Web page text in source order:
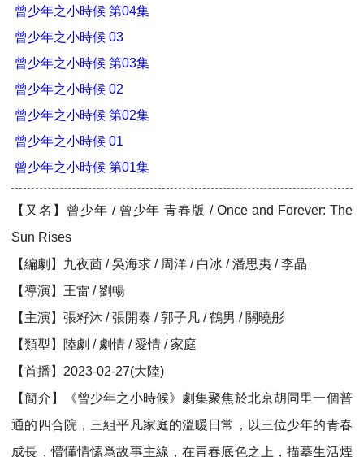
曾少年之小時候 第04集
曾少年之小時候 03
曾少年之小時候 第03集
曾少年之小時候 02
曾少年之小時候 第02集
曾少年之小時候 01
曾少年之小時候 第01集
【又名】曾少年 / 曾少年 青春版 / Once and Forever: The
Sun Rises
【編劇】九夜茴 / 吳海求 / 周洋 / 白冰 / 潘思夷 / 李晶
【導演】王雷 / 劉暢
【主演】張籽沐 / 張開泰 / 郭子凡 / 鶴男 / 關曉彤
【類型】陸劇 / 劇情 / 愛情 / 家庭
【首播】2023-02-27(大陸)
【簡介】《曾少年之小時候》劇集聚焦於北京胡同里一個普
通的四合院，三組平凡家庭的溫暖日常，以三位少年的青春
成長，懵懂情愫爲故事主線，在青春底色之上，描摹生活煙